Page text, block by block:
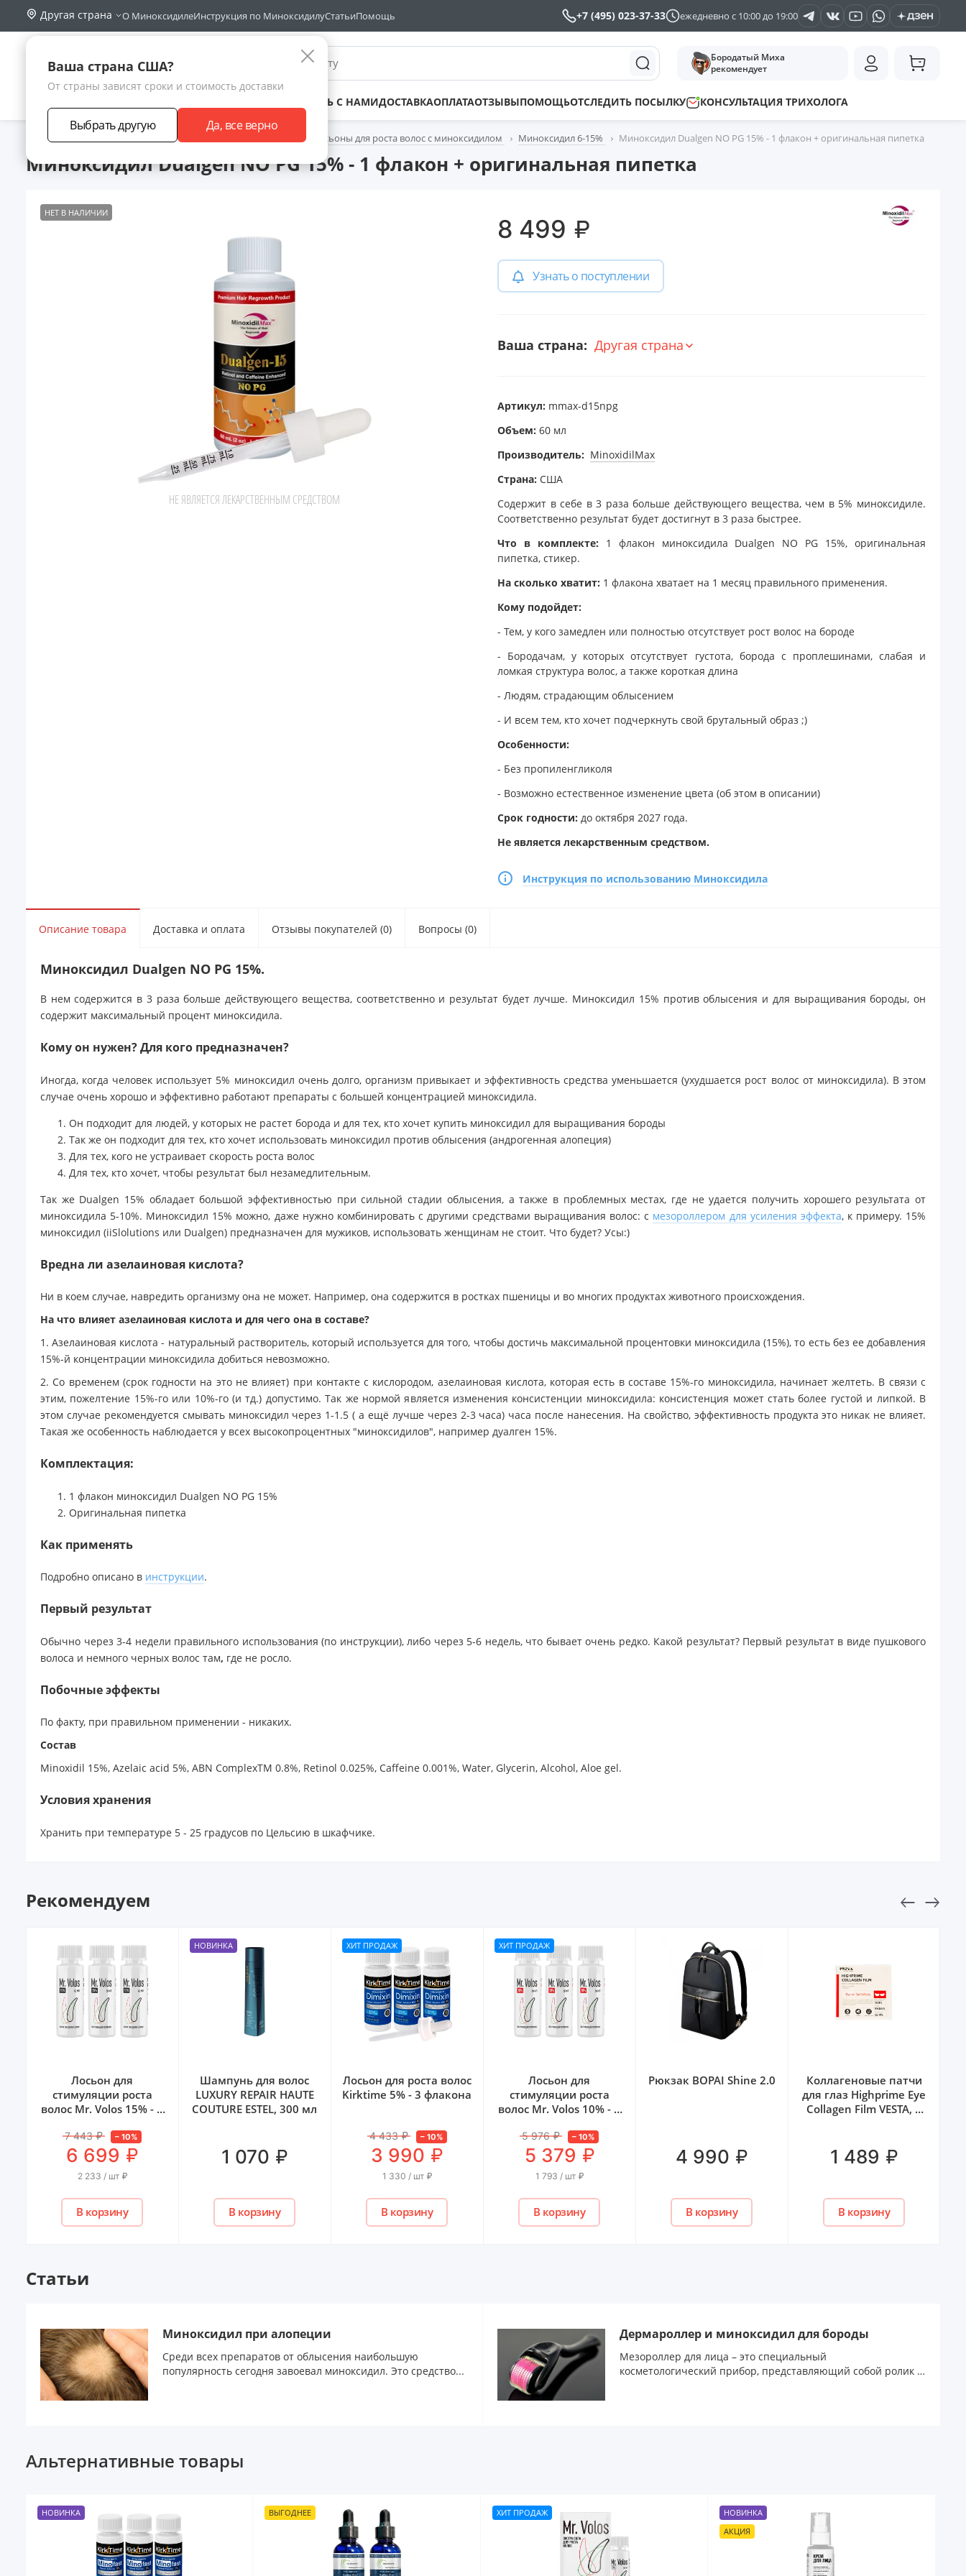
Другая страна
Ваша страна США?
От страны зависят сроки и стоимость доставки
Выбрать другую Да, все верно
О МиноксидилеИнструкция по МиноксидилуСтатьиПомощь +7 (495) 023-37-33 ежедневно с 10:00 до 19:00
Поиск по сайту
Бородатый Миха
рекомендует
ЗАРАБОТАТЬ С НАМИДОСТАВКАОПЛАТАОТЗЫВЫПОМОЩЬОТСЛЕДИТЬ ПОСЫЛКУ КОНСУЛЬТАЦИЯ ТРИХОЛОГА
Главная Миноксидил для роста волос Лосьоны для роста волос с миноксидилом Миноксидил 6-15% Миноксидил Dualgen NO PG 15% - 1 флакон + оригинальная пипетка
Миноксидил Dualgen NO PG 15% - 1 флакон + оригинальная пипетка
НЕТ В НАЛИЧИИ
НЕ ЯВЛЯЕТСЯ ЛЕКАРСТВЕННЫМ СРЕДСТВОМ
8 499 ₽
Узнать о поступлении
Ваша страна: Другая страна
Артикул: mmax-d15npg
Объем: 60 мл
Производитель: MinoxidilMax
Страна: США
Содержит в себе в 3 раза больше действующего вещества, чем в 5% миноксидиле.
Соответственно результат будет достигнут в 3 раза быстрее.
Что в комплекте: 1 флакон миноксидила Dualgen NO PG 15%, оригинальная
пипетка, стикер.
На сколько хватит: 1 флакона хватает на 1 месяц правильного применения.
Кому подойдет:
- Тем, у кого замедлен или полностью отсутствует рост волос на бороде
- Бородачам, у которых отсутствует густота, борода с проплешинами, слабая и
ломкая структура волос, а также короткая длина
- Людям, страдающим облысением
- И всем тем, кто хочет подчеркнуть свой брутальный образ ;)
Особенности:
- Без пропиленгликоля
- Возможно естественное изменение цвета (об этом в описании)
Срок годности: до октября 2027 года.
Не является лекарственным средством.
Инструкция по использованию Миноксидила
Описание товара Доставка и оплата Отзывы покупателей (0) Вопросы (0)
Миноксидил Dualgen NO PG 15%.
В нем содержится в 3 раза больше действующего вещества, соответственно и результат будет лучше. Миноксидил 15% против облысения и для выращивания бороды, он
содержит максимальный процент миноксидила.
Кому он нужен? Для кого предназначен?
Иногда, когда человек использует 5% миноксидил очень долго, организм привыкает и эффективность средства уменьшается (ухудшается рост волос от миноксидила). В этом
случае очень хорошо и эффективно работают препараты с большей концентрацией миноксидила.
Он подходит для людей, у которых не растет борода и для тех, кто хочет купить миноксидил для выращивания бороды
Так же он подходит для тех, кто хочет использовать миноксидил против облысения (андрогенная алопеция)
Для тех, кого не устраивает скорость роста волос
Для тех, кто хочет, чтобы результат был незамедлительным.
Так же Dualgen 15% обладает большой эффективностью при сильной стадии облысения, а также в проблемных местах, где не удается получить хорошего результата от
миноксидила 5-10%. Миноксидил 15% можно, даже нужно комбинировать с другими средствами выращивания волос: с мезороллером для усиления эффекта, к примеру. 15%
миноксидил (iiSlolutions или Dualgen) предназначен для мужиков, использовать женщинам не стоит. Что будет? Усы:)
Вредна ли азелаиновая кислота?
Ни в коем случае, навредить организму она не может. Например, она содержится в ростках пшеницы и во многих продуктах животного происхождения.
На что влияет азелаиновая кислота и для чего она в составе?
1. Азелаиновая кислота - натуральный растворитель, который используется для того, чтобы достичь максимальной процентовки миноксидила (15%), то есть без ее добавления
15%-й концентрации миноксидила добиться невозможно.
2. Со временем (срок годности на это не влияет) при контакте с кислородом, азелаиновая кислота, которая есть в составе 15%-го миноксидила, начинает желтеть. В связи с
этим, пожелтение 15%-го или 10%-го (и тд.) допустимо. Так же нормой является изменения консистенции миноксидила: консистенция может стать более густой и липкой. В
этом случае рекомендуется смывать миноксидил через 1-1.5 ( а ещё лучше через 2-3 часа) часа после нанесения. На свойство, эффективность продукта это никак не влияет.
Такая же особенность наблюдается у всех высокопроцентных "миноксидилов", например дуалген 15%.
Комплектация:
1 флакон миноксидил Dualgen NO PG 15%
Оригинальная пипетка
Как применять
Подробно описано в инструкции.
Первый результат
Обычно через 3-4 недели правильного использования (по инструкции), либо через 5-6 недель, что бывает очень редко. Какой результат? Первый результат в виде пушкового
волоса и немного черных волос там, где не росло.
Побочные эффекты
По факту, при правильном применении - никаких.
Состав
Minoxidil 15%, Azelaic acid 5%, ABN ComplexTM 0.8%, Retinol 0.025%, Caffeine 0.001%, Water, Glycerin, Alcohol, Aloe gel.
Условия хранения
Хранить при температуре 5 - 25 градусов по Цельсию в шкафчике.
Рекомендуем
Лосьон для
стимуляции роста
волос Mr. Volos 15% - 3
7 443 ₽ – 10%
6 699 ₽
2 233 / шт ₽
В корзину
НОВИНКА
Шампунь для волос
LUXURY REPAIR HAUTE
COUTURE ESTEL, 300 мл
1 070 ₽
В корзину
ХИТ ПРОДАЖ
Лосьон для роста волос
Kirktime 5% - 3 флакона
4 433 ₽ – 10%
3 990 ₽
1 330 / шт ₽
В корзину
ХИТ ПРОДАЖ
Лосьон для
стимуляции роста
волос Mr. Volos 10% - 3
5 976 ₽ – 10%
5 379 ₽
1 793 / шт ₽
В корзину
Рюкзак BOPAI Shine 2.0
4 990 ₽
В корзину
Коллагеновые патчи
для глаз Highprime Eye
Collagen Film VESTA, 5
1 489 ₽
В корзину
Статьи
Миноксидил при алопеции
Среди всех препаратов от облысения наибольшую
популярность сегодня завоевал миноксидил. Это средство...
Дермароллер и миноксидил для бороды
Мезороллер для лица – это специальный
косметологический прибор, представляющий собой ролик с
Альтернативные товары
НОВИНКА ВЫГОДНЕЕ ХИТ ПРОДАЖ
НОВИНКА
АКЦИЯ